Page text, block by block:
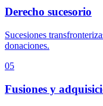
Derecho sucesorio
Sucesiones
donaciones.
05
Fusiones y